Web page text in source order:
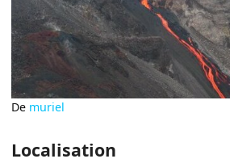
De muriel
Localisation